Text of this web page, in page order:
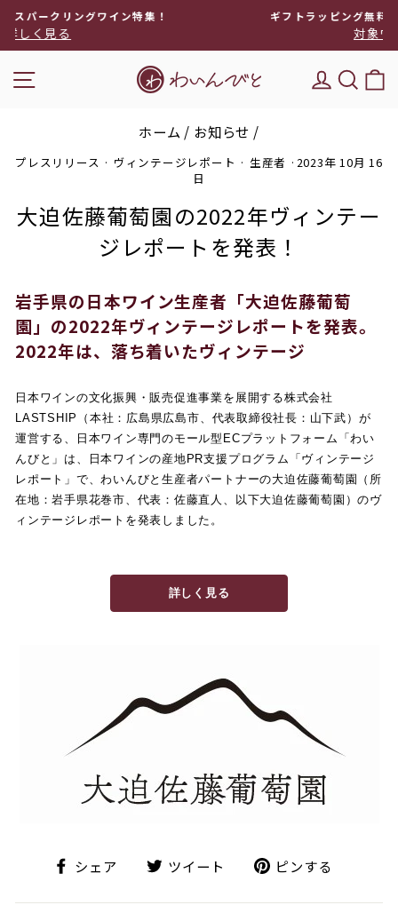
イ
ョ
ー
止
集！ ギフトラッピング無料でワインギフトにぴったり
キー
ホーム / お知らせ /
プレスリリース · ヴィンテージレポート · 生産者 · 2023年 10月 16
日
大迫佐藤葡萄園の2022年ヴィンテー
ジレポートを発表！
岩手県の日本ワイン生産者「大迫佐藤葡萄
園」の2022年ヴィンテージレポートを発表。
2022年は、落ち着いたヴィンテージ
日本ワインの文化振興・販売促進事業を展開する株式会社
LASTSHIP（本社：広島県広島市、代表取締役社長：山下武）が
運営する、日本ワイン専門のモール型ECプラットフォーム「わい
んびと」は、日本ワインの産地PR支援プログラム「ヴィンテージ
レポート」で、わいんびと生産者パートナーの大迫佐藤葡萄園（所
在地：岩手県花巻市、代表：佐藤直人、以下大迫佐藤葡萄園）のヴ
ィンテージレポートを発表しました。
詳しく見る
シェア
ア
ツイート
ー
ピンする
す